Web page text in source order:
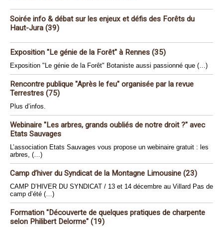
Soirée info & débat sur les enjeux et défis des Forêts du
Haut-Jura (39)
Exposition "Le génie de la Forêt" à Rennes (35)
Exposition "Le génie de la Forêt" Botaniste aussi passionné que (…)
Rencontre publique "Après le feu" organisée par la revue
Terrestres (75)
Plus d’infos.
Webinaire "Les arbres, grands oubliés de notre droit ?" avec
Etats Sauvages
L’association Etats Sauvages vous propose un webinaire gratuit : les
arbres, (…)
Camp d’hiver du Syndicat de la Montagne Limousine (23)
CAMP D’HIVER DU SYNDICAT / 13 et 14 décembre au Villard Pas de
camp d’été (…)
Formation "Découverte de quelques pratiques de charpente
selon Philibert Delorme" (19)